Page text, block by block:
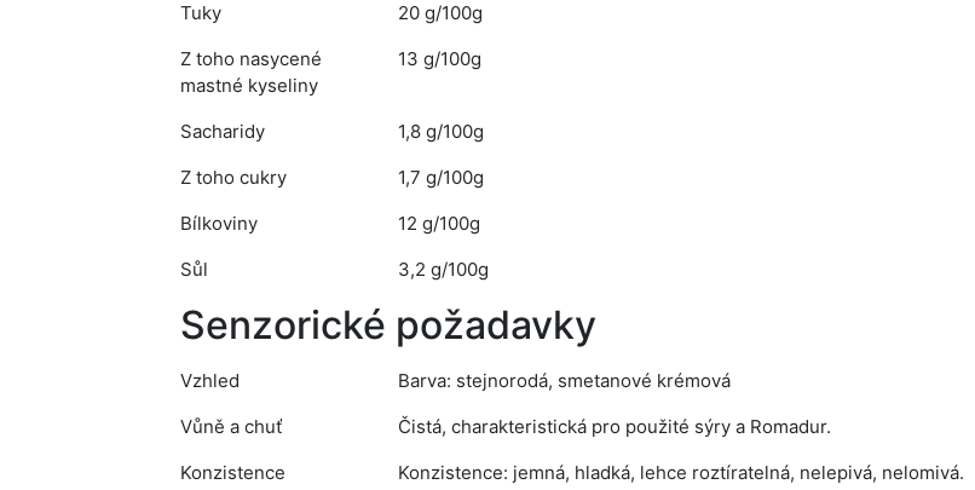
Tuky
20 g/100g
Z toho nasycené
mastné kyseliny
13 g/100g
Sacharidy
1,8 g/100g
Z toho cukry
1,7 g/100g
Bílkoviny
12 g/100g
Sůl
3,2 g/100g
Senzorické požadavky
Vzhled
Barva: stejnorodá, smetanové krémová
Vůně a chuť
Čistá, charakteristická pro použité sýry a Romadur.
Konzistence
Konzistence: jemná, hladká, lehce roztíratelná, nelepivá, nelomivá.